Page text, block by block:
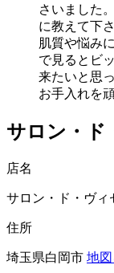
さいました
に教えて下
肌質や悩み
で見るとビ
来たいと思
お手入れを
サロン・ド
店名
サロン・ド・ヴィ
住所
埼玉県白岡市 地